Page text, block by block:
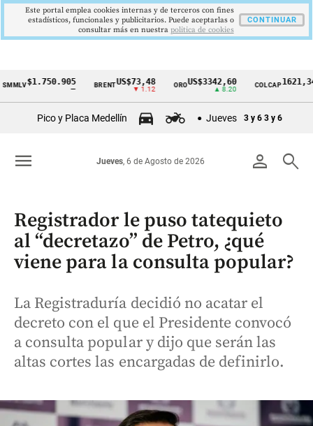
Cintillo
Colombia
$1.750.905 BRENT US$73,48
▼ 1.12
ORO US$3342,60 COLCAP1621,34 pts
Pico y Placa Medellín Jueves 3 y 6 3 y 6
person search
Jueves, 6 de Agosto de 2026
menu
Registrador le puso tatequieto
al “decretazo” de Petro, ¿qué
viene para la consulta popular?
La Registraduría decidió no acatar el
decreto con el que el Presidente convocó
a consulta popular y dijo que serán las
altas cortes las encargadas de definirlo.
Este portal emplea cookies internas y de terceros con fines
estadísticos, funcionales y publicitarios. Puede aceptarlas o
consultar más en nuestra politica de cookies
CONTINUAR